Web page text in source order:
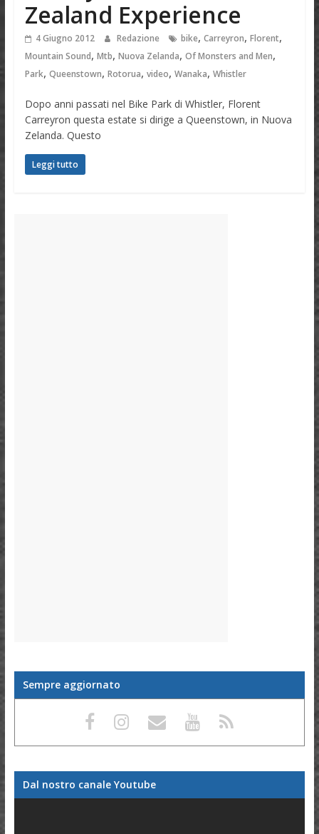
Zealand Experience
4 Giugno 2012 Redazione bike, Carreyron, Florent,
Mountain Sound, Mtb, Nuova Zelanda, Of Monsters and Men,
Park, Queenstown, Rotorua, video, Wanaka, Whistler
Dopo anni passati nel Bike Park di Whistler, Florent
Carreyron questa estate si dirige a Queenstown, in Nuova
Zelanda. Questo
Leggi tutto
Sempre aggiornato
Dal nostro canale Youtube